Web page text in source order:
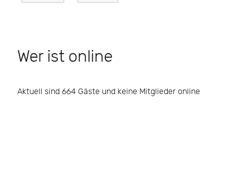
Wer ist online
Aktuell sind 664 Gäste und keine Mitglieder online